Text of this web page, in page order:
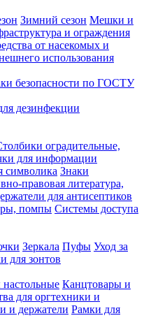
Зимний сезон Мешки и
и ограждения
от насекомых и
использования
безопасности по ГОСТУ
дезинфекции
оградительные,
для информации
символика Знаки
правовая литература,
для антисептиков
помпы Системы доступа
Зеркала Пуфы Уход за
для зонтов
настольные Канцтовары и
для оргтехники и
и держатели Рамки для